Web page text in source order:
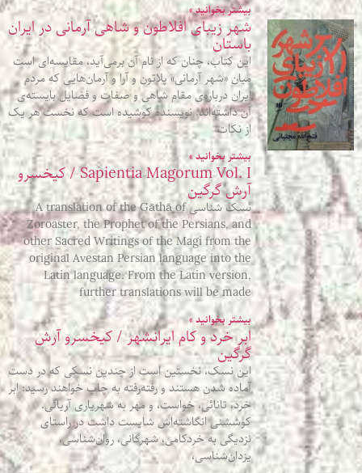
بیشتر بخوانید »
شهر زیبای افلاطون و شاهی آرمانی در ایران
باستان
این کتاب، چنان که از نام آن برمی‌آید، مقایسه‌ای‌ است
میان «شهر آرمانی» پلاتون و آرا و آرمان‌هایی که مردم
ایران درباره‌‌ی مقام شاهی و صفات و فضایل بایسته‌ی
آن داشته‌اند. نویسنده کوشیده است که نخست هر یک
از نکات
بیشتر بخوانید »
Sapientia Magorum Vol. I / کیخسرو
آرش گرگین
نَسک شناسی A translation of the Gāthā of
Zoroaster, the Prophet of the Persians, and
other Sacred Writings of the Magi from the
original Avestan Persian language into the
Latin language. From the Latin version,
further translations will be made
بیشتر بخوانید »
ابر خرد و کام ایرانشهر / کیخسرو آرش
گرگین
این نسک، نخستین است از چندین نسکی که در دست
آماده شدن هستند و رفته‌رفته به چاپ خواهند رسید: ابر
خرد، تانائی، خواست، و مهر به شهریاری آریائی.
کوششنی انگاشته‌اش شایست داشت در راستای
نزدیگی به خردکامی، شهرگانی، روان‌شناسی،
یزدان‌شناسی،